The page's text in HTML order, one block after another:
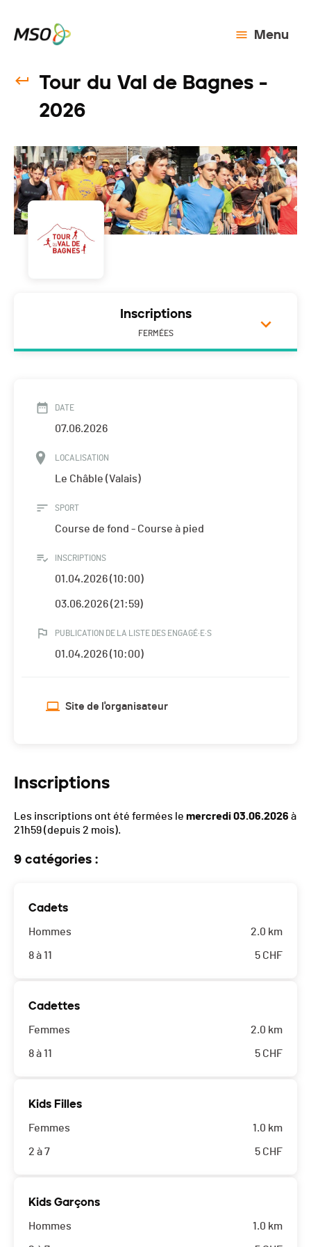
Menu
Tour du Val de Bagnes -
2026
Inscriptions
FERMÉES
DATE
07.06.2026
LOCALISATION
Le Châble (Valais)
SPORT
Course de fond - Course à pied
INSCRIPTIONS
01.04.2026 (10:00)
03.06.2026 (21:59)
PUBLICATION DE LA LISTE DES ENGAGÉ·E·S
01.04.2026 (10:00)
Site de l'organisateur
Inscriptions
Les inscriptions ont été fermées le mercredi 03.06.2026 à
21h59(depuis 2 mois).
9 catégories :
Cadets
Hommes
8 à 11
2.0 km
5 CHF
Cadettes
Femmes
8 à 11
2.0 km
5 CHF
Kids Filles
Femmes
2 à 7
1.0 km
5 CHF
Kids Garçons
Hommes 1.0 km